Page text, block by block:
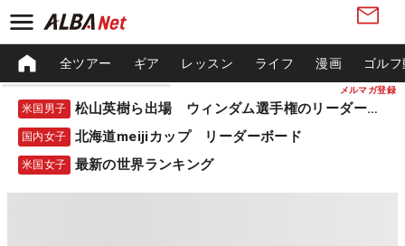
メルマガ登録
全ツアー ギア レッスン ライフ 漫画 ゴル
米国男子 松山英樹ら出場 ウィンダム選手権のリーダーボード
国内女子 北海道meijiカップ リーダーボード
米国女子 最新の世界ランキング